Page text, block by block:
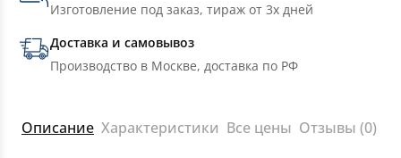
Изготовление под заказ, тираж от 3х дней
Доставка и самовывоз
Производство в Москве, доставка по РФ
Описание Характеристики Все цены Отзывы (0)